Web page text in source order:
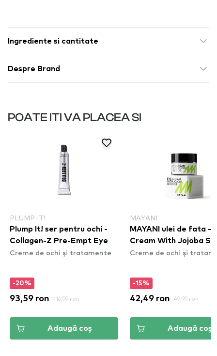
Ingrediente si cantitate
Despre Brand
POATE ITI VA PLACEA SI
PLUMP IT!
Plump It! ser pentru ochi -
Collagen-Z Pre-Empt Eye
Creme de ochi și tratamente
-20%
93,59 ron 116,99 ron
Adaugă coș
MAYANI
MAYANI ulei de fata -
Cream With Jojoba
Creme de ochi și
-15%
42,49 ron 49,99 ron
Adaugă coș